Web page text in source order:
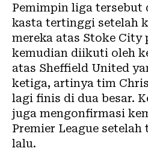
Pemimpin liga tersebut
kasta tertinggi setelah
mereka atas Stoke City
kemudian diikuti oleh
atas Sheffield United
ketiga, artinya tim
lagi finis di dua besar.
juga mengonfirmasi
Premier League
lalu.